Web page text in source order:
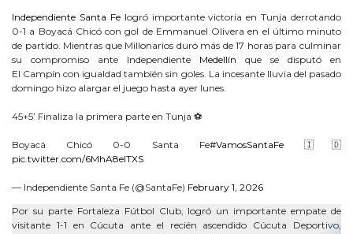
Independiente Santa Felogró importante victoria en Tunja derrotando
0-1 a Boyacá Chicó con gol de Emmanuel Olivera en el último minuto
de partido. Mientras que Millonarios duró más de 17 horas para culminar
su compromiso ante Independiente Medellín que se disputó en
El Campín con igualdad también sin goles. La incesante lluvia del pasado
domingo hizo alargar el juego hasta ayer lunes.
45+5’ Finaliza la primera parte en Tunja ⚽️
Boyacá Chicó 0-0 Santa Fe#VamosSantaFe🇮🇩
pic.twitter.com/6MhA8eITXS
— Independiente Santa Fe (@SantaFe) February 1, 2026
Por su parte Fortaleza Fútbol Club, logró un importante empate de
visitante 1-1 en Cúcuta ante el recién ascendido Cúcuta Deportivo,